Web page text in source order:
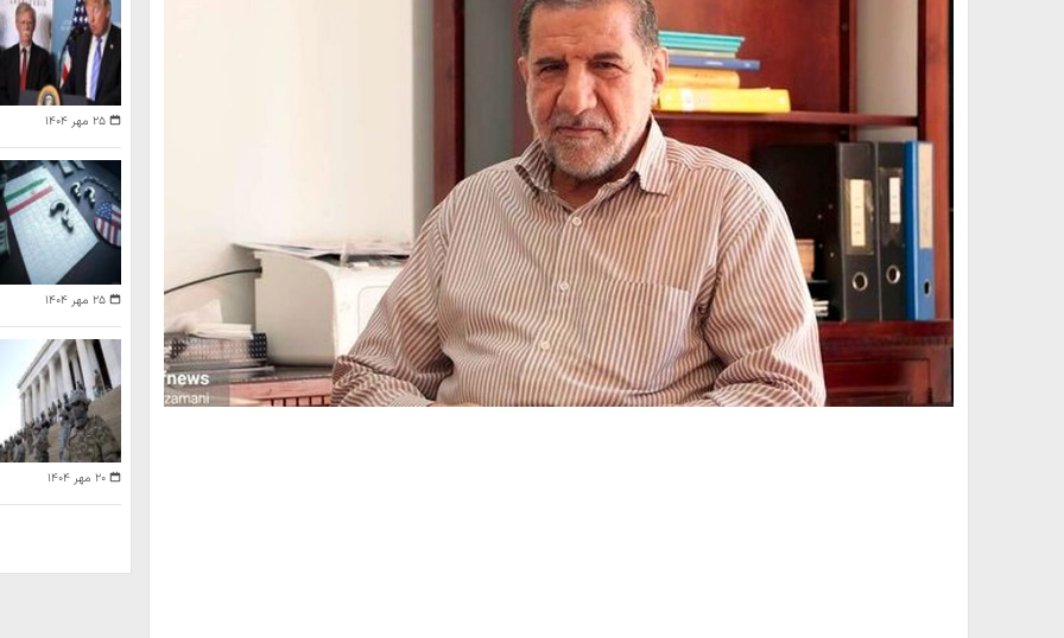
۲۵ مهر ۱۴۰۴
۲۵ مهر ۱۴۰۴
۲۰ مهر ۱۴۰۴